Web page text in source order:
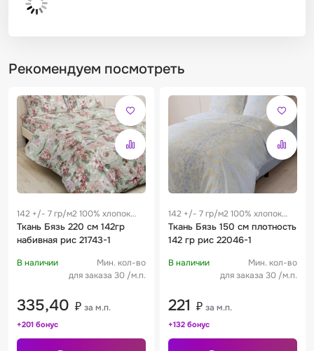
Рекомендуем посмотреть
142 +/- 7 гр/м2 100% хлопок
0.29 м
Ткань Бязь 220 см 142гр
набивная рис 21743-1
В наличии
Мин. кол-во
для заказа 30 /м.п.
335,40 ₽ за м.п.
+201 бонус
142 +/- 7 гр/м2 100% хлопок
0.29 м
Ткань Бязь 150 см плотность
142 гр рис 22046-1
В наличии
Мин. кол-во
для заказа 30 /м.п.
221 ₽ за м.п.
+132 бонус